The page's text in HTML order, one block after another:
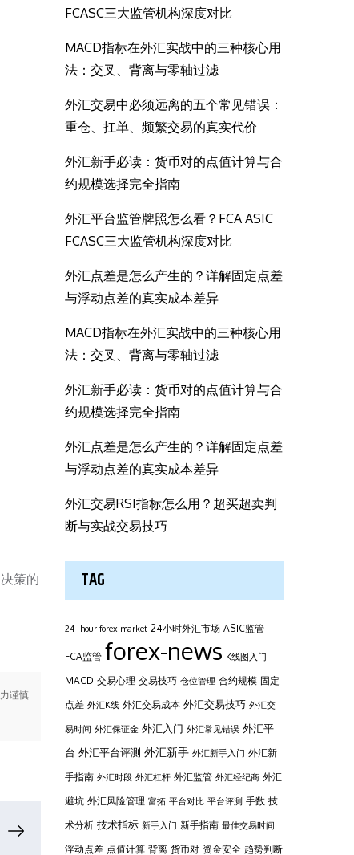
策的
谨慎
FCASC三大监管机构深度对比
MACD指标在外汇实战中的三种核心用
法：交叉、背离与零轴过滤
外汇交易中必须远离的五个常见错误：
重仓、扛单、频繁交易的真实代价
外汇新手必读：货币对的点值计算与合
约规模选择完全指南
外汇平台监管牌照怎么看？FCA ASIC
FCASC三大监管机构深度对比
外汇点差是怎么产生的？详解固定点差
与浮动点差的真实成本差异
MACD指标在外汇实战中的三种核心用
法：交叉、背离与零轴过滤
外汇新手必读：货币对的点值计算与合
约规模选择完全指南
外汇点差是怎么产生的？详解固定点差
与浮动点差的真实成本差异
外汇交易RSI指标怎么用？超买超卖判
断与实战交易技巧
TAG
24- hour forex market 24小时外汇市场 ASIC监管
FCA监管 forex-news K线图入门
MACD 交易心理 交易技巧 仓位管理 合约规模 固定
点差 外汇K线 外汇交易成本 外汇交易技巧 外汇交
易时间 外汇保证金 外汇入门 外汇常见错误 外汇平
台 外汇平台评测 外汇新手 外汇新手入门 外汇新
手指南 外汇时段 外汇杠杆 外汇监管 外汇经纪商 外汇
避坑 外汇风险管理 富拓 平台对比 平台评测 手数 技
术分析 技术指标 新手入门 新手指南 最佳交易时间
浮动点差 点值计算 背离 货币对 资金安全 趋势判断